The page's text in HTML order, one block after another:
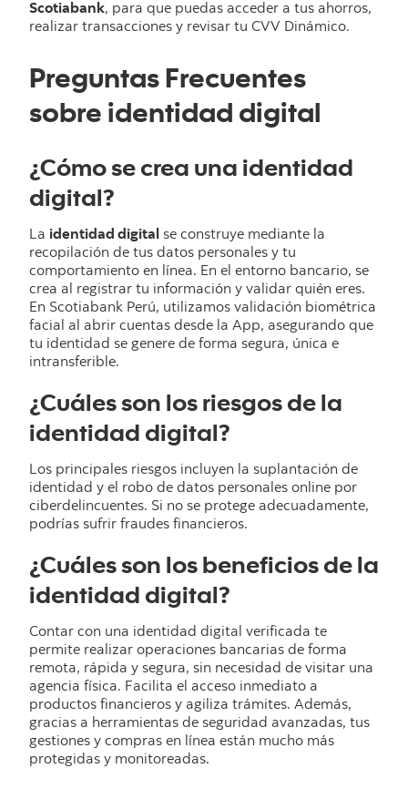
Scotiabank, para que puedas acceder a tus ahorros,
realizar transacciones y revisar tu CVV Dinámico.
Preguntas Frecuentes
sobre identidad digital
¿Cómo se crea una identidad
digital?
La identidad digital
se construye mediante la
recopilación de tus datos personales y tu
comportamiento en línea. En el entorno bancario, se
crea al registrar tu información y validar quién eres.
En Scotiabank Perú, utilizamos validación biométrica
facial al abrir cuentas desde la App, asegurando que
tu identidad se genere de forma segura, única e
intransferible.
¿Cuáles son los riesgos de la
identidad digital?
Los principales riesgos incluyen la suplantación de
identidad y el robo de datos personales online por
ciberdelincuentes. Si no se protege adecuadamente,
podrías sufrir fraudes financieros.
¿Cuáles son los beneficios de la
identidad digital?
Contar con una identidad digital verificada te
permite realizar operaciones bancarias de forma
remota, rápida y segura, sin necesidad de visitar una
agencia física. Facilita el acceso inmediato a
productos financieros y agiliza trámites. Además,
gracias a herramientas de seguridad avanzadas, tus
gestiones y compras en línea están mucho más
protegidas y monitoreadas.